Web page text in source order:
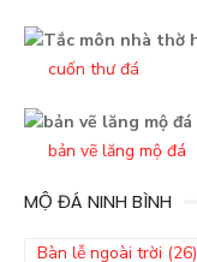
cuốn thư đá
bản vẽ lăng mộ đá
MỘ ĐÁ NINH BÌNH
Bàn lễ ngoài trời (26)